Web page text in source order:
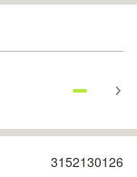
3152130126